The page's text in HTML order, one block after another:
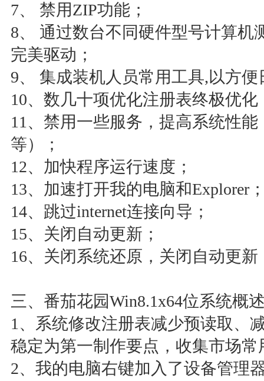
7、 禁用ZIP功能；
8、 通过数台不同硬件型号计算机
完美驱动；
9、 集成装机人员常用工具,以方便
10、数几十项优化注册表终极优
11、禁用一些服务，提高系统性
等）；
12、加快程序运行速度；
13、加速打开我的电脑和Explorer
14、跳过internet连接向导；
15、关闭自动更新；
16、关闭系统还原，关闭自动更
三、番茄花园Win8.1x64位系统概
1、系统修改注册表减少预读取、
稳定为第一制作要点，收集市场
2、我的电脑右键加入了设备管理